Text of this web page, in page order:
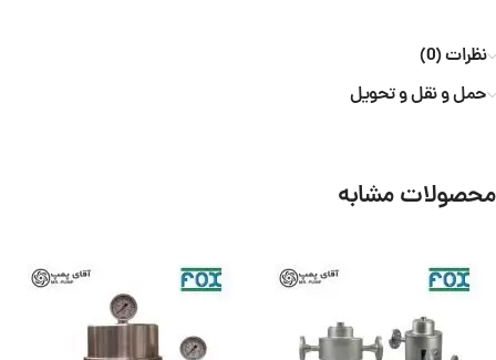
نظرات (0)
حمل و نقل و تحویل
محصولات مشابه